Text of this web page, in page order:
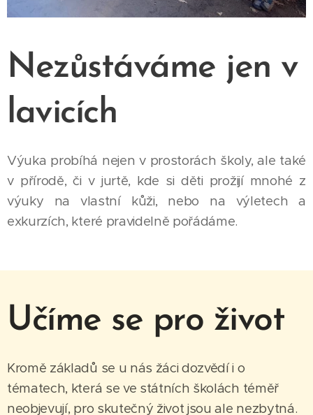
Nezůstáváme jen v
lavicích
Výuka probíhá nejen v prostorách školy, ale také
v přírodě, či v jurtě, kde si děti prožijí mnohé z
výuky na vlastní kůži, nebo na výletech a
exkurzích, které pravidelně pořádáme.
Učíme se pro život
Kromě základů se u nás žáci dozvědí i o
tématech, která se ve státních školách téměř
neobjevují, pro skutečný život jsou ale nezbytná.